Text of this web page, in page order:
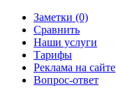
Заметки (0)
Сравнить
Наши услуги
Тарифы
Реклама на сайте
Вопрос-ответ